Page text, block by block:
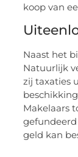
koop van
Naast het
Natuurlijk
zij taxaties
Makelaars
gefundeerd
geld kan